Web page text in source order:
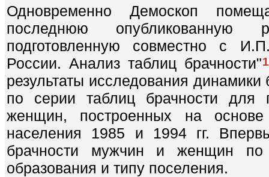
Одновременно Демоскоп
последнюю опубликованную
подготовленную совместно с
России. Анализ таблиц брачности"1
результаты исследования
по серии таблиц брачности
женщин, построенных на основе
населения 1985 и 1994 гг.
брачности мужчин и женщин по
образования и типу поселения.